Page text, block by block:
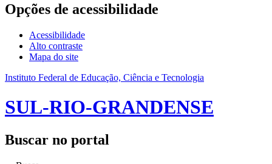
Opções de acessibilidade
Acessibilidade
Alto contraste
Mapa do site
Instituto Federal de Educação, Ciência e Tecnologia
SUL-RIO-GRANDENSE
Buscar no portal